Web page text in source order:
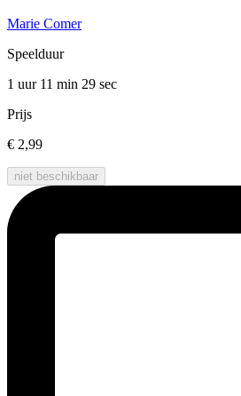
Marie Comer
Speelduur
1 uur 11 min 29 sec
Prijs
€ 2,99
niet beschikbaar